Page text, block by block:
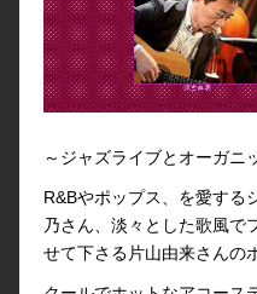
～ジャズライブとオーガニ
R&Bやポップス、を愛する
乃さん、淡々とした歌風で
せて下さる片山由来さんの